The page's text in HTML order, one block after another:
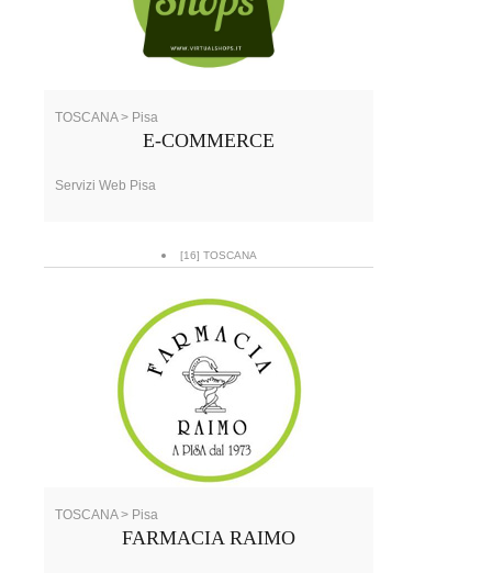
TOSCANA > Pisa
E-COMMERCE
Servizi Web Pisa
[16] TOSCANA
TOSCANA > Pisa
FARMACIA RAIMO